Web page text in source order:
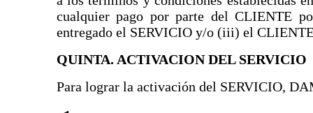
cualquier pago por parte del CLIENTE
entregado el SERVICIO y/o (iii) el
QUINTA. ACTIVACION DEL SERVICIO
Para lograr la activación del SERVICIO,